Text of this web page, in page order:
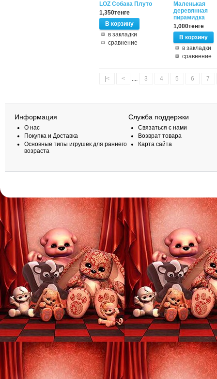
LOZ Собака Плуто
1,350тенге
В корзину
в закладки
сравнение
Маленькая
деревянная
пирамидка
1,000тенге
В корзину
в закладки
сравнение
|< < .... 3 4 5 6 7
Информация
О нас
Покупка и Доставка
Основные типы игрушек для раннего
возраста
Служба поддержки
Связаться с нами
Возврат товара
Карта сайта